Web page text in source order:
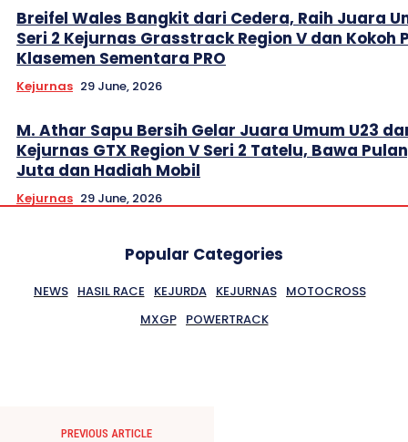
Breifel Wales Bangkit dari Cedera, Raih Juara
Seri 2 Kejurnas Grasstrack Region V dan Kokoh
Klasemen Sementara PRO
Kejurnas 29 June, 2026
M. Athar Sapu Bersih Gelar Juara Umum U23
Kejurnas GTX Region V Seri 2 Tatelu, Bawa
Juta dan Hadiah Mobil
Kejurnas 29 June, 2026
Popular Categories
NEWS HASIL RACE KEJURDA KEJURNAS
MOTOCROSS
MXGP
POWERTRACK
PREVIOUS ARTICLE